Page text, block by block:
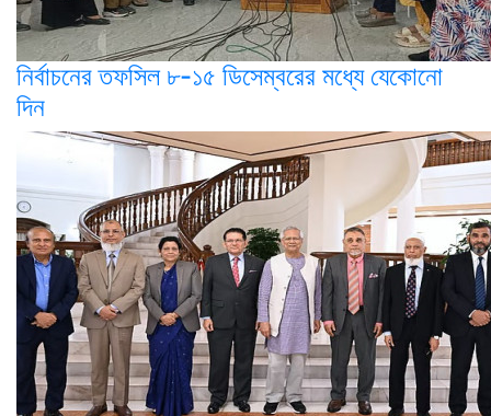
নির্বাচনের তফসিল ৮-১৫ ডিসেম্বরের মধ্যে যেকোনো
দিন